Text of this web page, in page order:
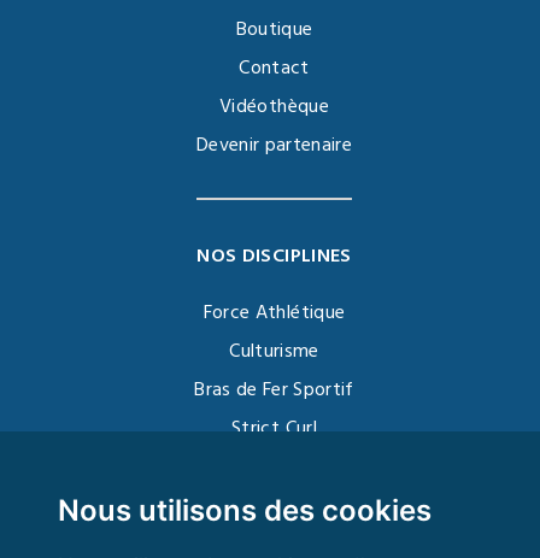
Nous utilisons des cookies
Boutique
Contact
Vidéothèque
Devenir partenaire
NOS DISCIPLINES
Force Athlétique
Culturisme
Bras de Fer Sportif
Strict Curl
Kettlebell